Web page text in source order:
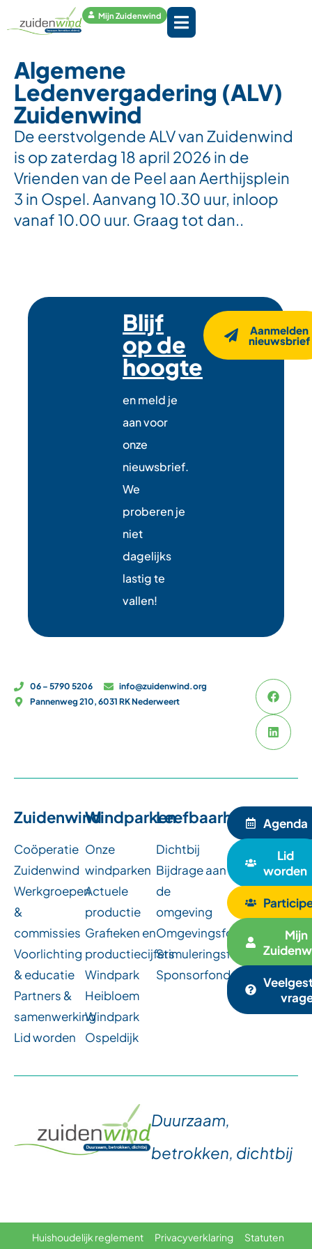
Mijn Zuidenwind
Algemene
Ledenvergadering (ALV)
Zuidenwind
De eerstvolgende ALV van Zuidenwind
is op zaterdag 18 april 2026 in de
Vrienden van de Peel aan Aerthijsplein
3 in Ospel. Aanvang 10.30 uur, inloop
vanaf 10.00 uur. Graag tot dan..
Blijf
op de
hoogte
en meld je
aan voor
onze
nieuwsbrief.
We
proberen je
niet
dagelijks
lastig te
vallen!
Aanmelden
nieuwsbrief
06 – 5790 5206
info@zuidenwind.org
Pannenweg 210, 6031 RK Nederweert
Zuidenwind
Coöperatie
Zuidenwind
Werkgroepen
&
commissies
Voorlichting
& educatie
Partners &
samenwerking
Lid worden
Windparken
Onze
windparken
Actuele
productie
Grafieken en
productiecijfers
Windpark
Heibloem
Windpark
Ospeldijk
Leefbaarheid
Dichtbij
Bijdrage aan
de
omgeving
Omgevingsfondsen
Stimuleringsfonds
Sponsorfonds
Agenda
Lid
worden
Mijn
Duurzaam,
betrokken, dichtbij
Huishoudelijk reglement Privacyverklaring
Statuten